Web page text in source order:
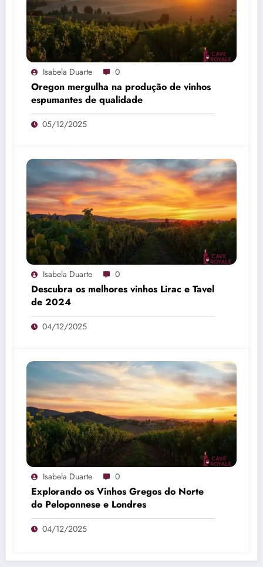
Isabela Duarte 0
Oregon mergulha na produção de vinhos
espumantes de qualidade
05/12/2025
Isabela Duarte 0
Descubra os melhores vinhos Lirac e Tavel
de 2024
04/12/2025
Isabela Duarte 0
Explorando os Vinhos Gregos do Norte
do Peloponnese e Londres
04/12/2025